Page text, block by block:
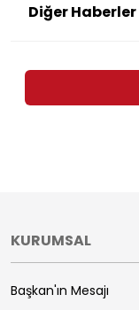
Diğer Haberler
KURUMSAL
Başkan'ın Mesajı